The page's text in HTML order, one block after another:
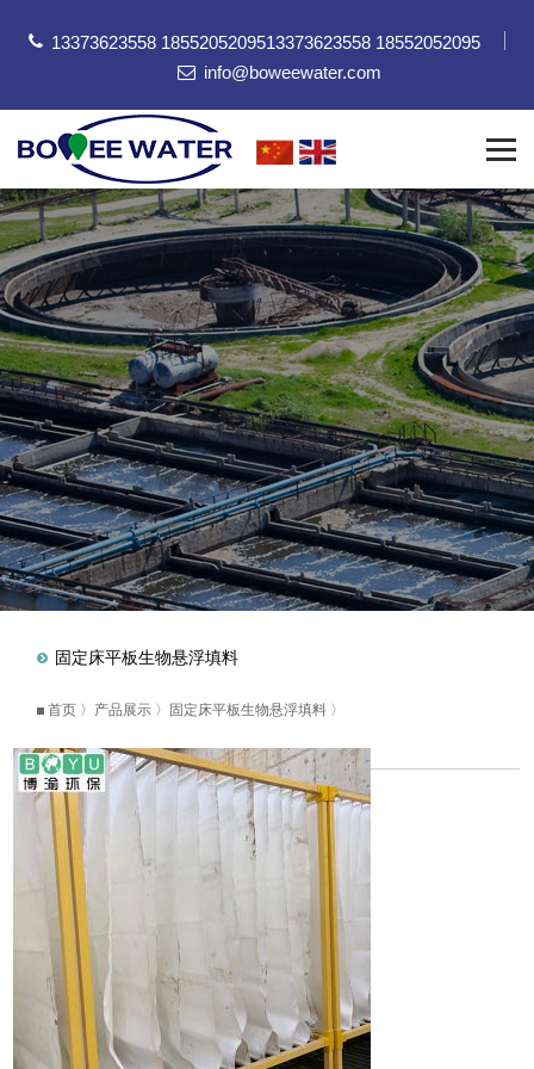
13373623558 1855205209513373623558 18552052095
info@boweewater.com
固定床平板生物悬浮填料
首页 〉 产品展示 〉 固定床平板生物悬浮填料 〉